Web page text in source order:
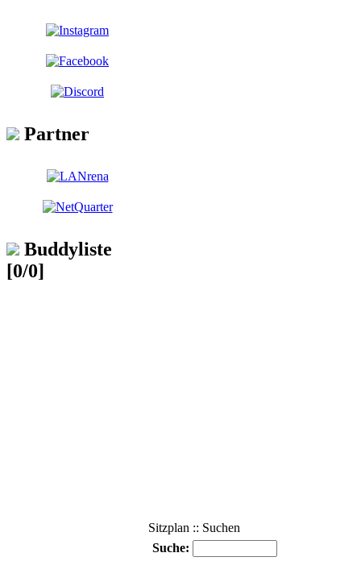
Partner
Buddyliste
[0/0]
Sitzplan :: Suchen
Suche: